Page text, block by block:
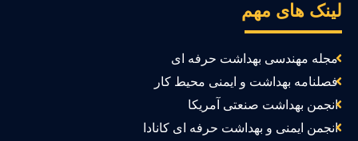
های مهم
مجله مهندسی بهداشت حرفه ای
فصلنامه بهداشت و ایمنی محیط کار
انجمن بهداشت صنعتی آمریکا
انجمن ایمنی و بهداشت حرفه ای کانادا